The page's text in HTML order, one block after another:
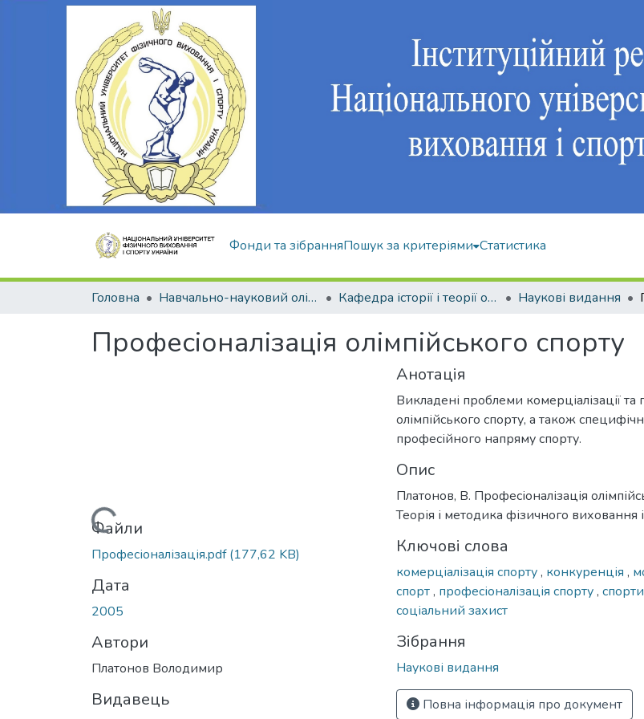
Фонди та зібранняПошук за критеріями Статистика
Головна Навчально-науковий олімпійський інститут Кафедра історії і теорії олімпійського спорту Наукові видання
Професіоналізація олімпійського спорту
Вантажиться...
Файли
Професіоналізація.pdf(177,62 KB)
Дата
2005
Автори
Платонов Володимир
Видавець
Анотація
Викладені проблеми комерціалізації та
олімпійського спорту, а також
професійного напряму спорту.
Опис
Платонов, В. Професіоналізація
Теорія і методика фізичного
Ключові слова
комерціалізація спорту, конкуренція ,
спорт, професіоналізація спорту,
соціальний захист
Зібрання
Наукові видання
Повна інформація про документ